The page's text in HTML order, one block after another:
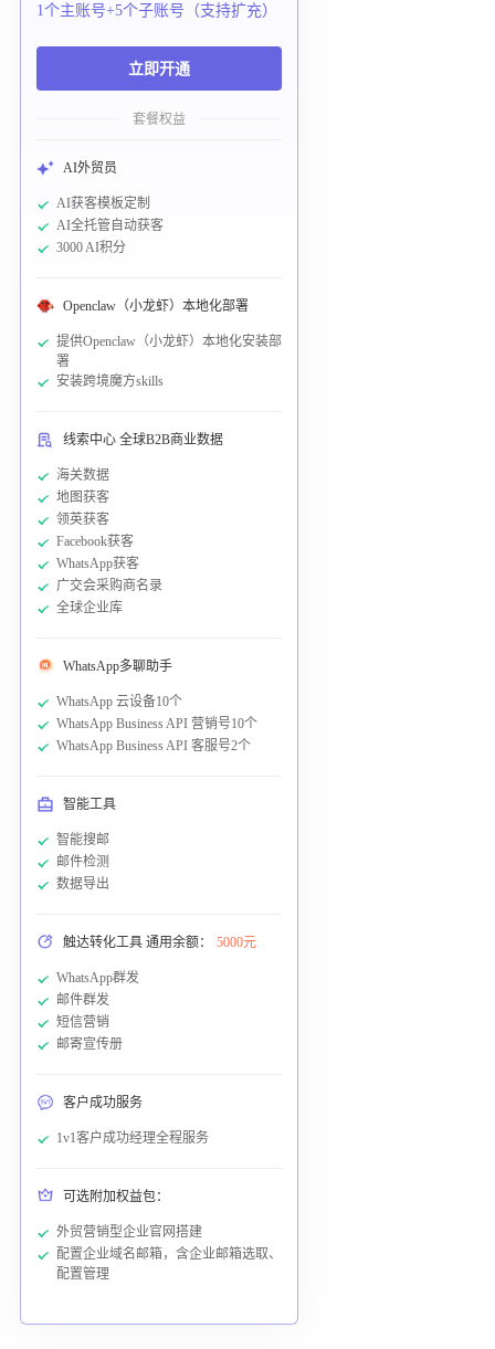
1个主账号+5个子账号（支持扩充）
立即开通
套餐权益
AI外贸员
AI获客模板定制
AI全托管自动获客
3000 AI积分
Openclaw（小龙虾）本地化部署
提供Openclaw（小龙虾）本地化安装部
署
安装跨境魔方skills
线索中心 全球B2B商业数据
海关数据
地图获客
领英获客
Facebook获客
WhatsApp获客
广交会采购商名录
全球企业库
WhatsApp多聊助手
WhatsApp 云设备10个
WhatsApp Business API 营销号10个
WhatsApp Business API 客服号2个
智能工具
智能搜邮
邮件检测
数据导出
触达转化工具 通用余额： 5000元
WhatsApp群发
邮件群发
短信营销
邮寄宣传册
客户成功服务
1v1客户成功经理全程服务
可选附加权益包：
外贸营销型企业官网搭建
配置企业域名邮箱，含企业邮箱选取、
配置管理